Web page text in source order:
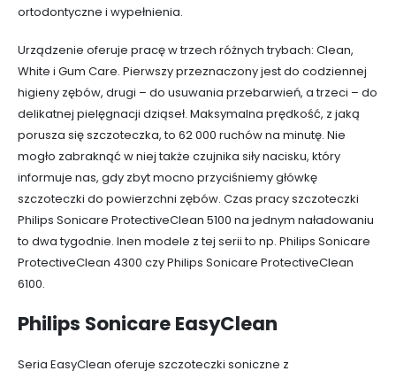
ortodontyczne i wypełnienia.
Urządzenie oferuje pracę w trzech różnych trybach: Clean,
White i Gum Care. Pierwszy przeznaczony jest do codziennej
higieny zębów, drugi – do usuwania przebarwień, a trzeci – do
delikatnej pielęgnacji dziąseł. Maksymalna prędkość, z jaką
porusza się szczoteczka, to 62 000 ruchów na minutę. Nie
mogło zabraknąć w niej także czujnika siły nacisku, który
informuje nas, gdy zbyt mocno przyciśniemy główkę
szczoteczki do powierzchni zębów. Czas pracy szczoteczki
Philips Sonicare ProtectiveClean 5100 na jednym naładowaniu
to dwa tygodnie. Inen modele z tej serii to np. Philips Sonicare
ProtectiveClean 4300 czy Philips Sonicare ProtectiveClean
6100.
Philips Sonicare EasyClean
Seria EasyClean oferuje szczoteczki soniczne z